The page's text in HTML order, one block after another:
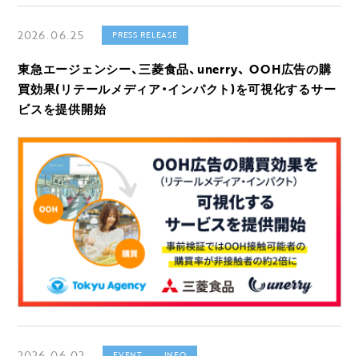
2026.06.25 PRESS RELEASE
東急エージェンシー、三菱食品、unerry、 OOH広告の購
買効果(リテールメディア・インパクト)を可視化するサー
ビスを提供開始